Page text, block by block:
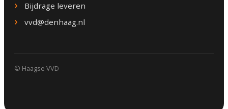
Bijdrage leveren
vvd@denhaag.nl
© Haagse VVD